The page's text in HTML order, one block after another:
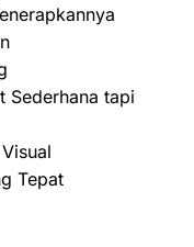
Sederhana tapi
Tepat